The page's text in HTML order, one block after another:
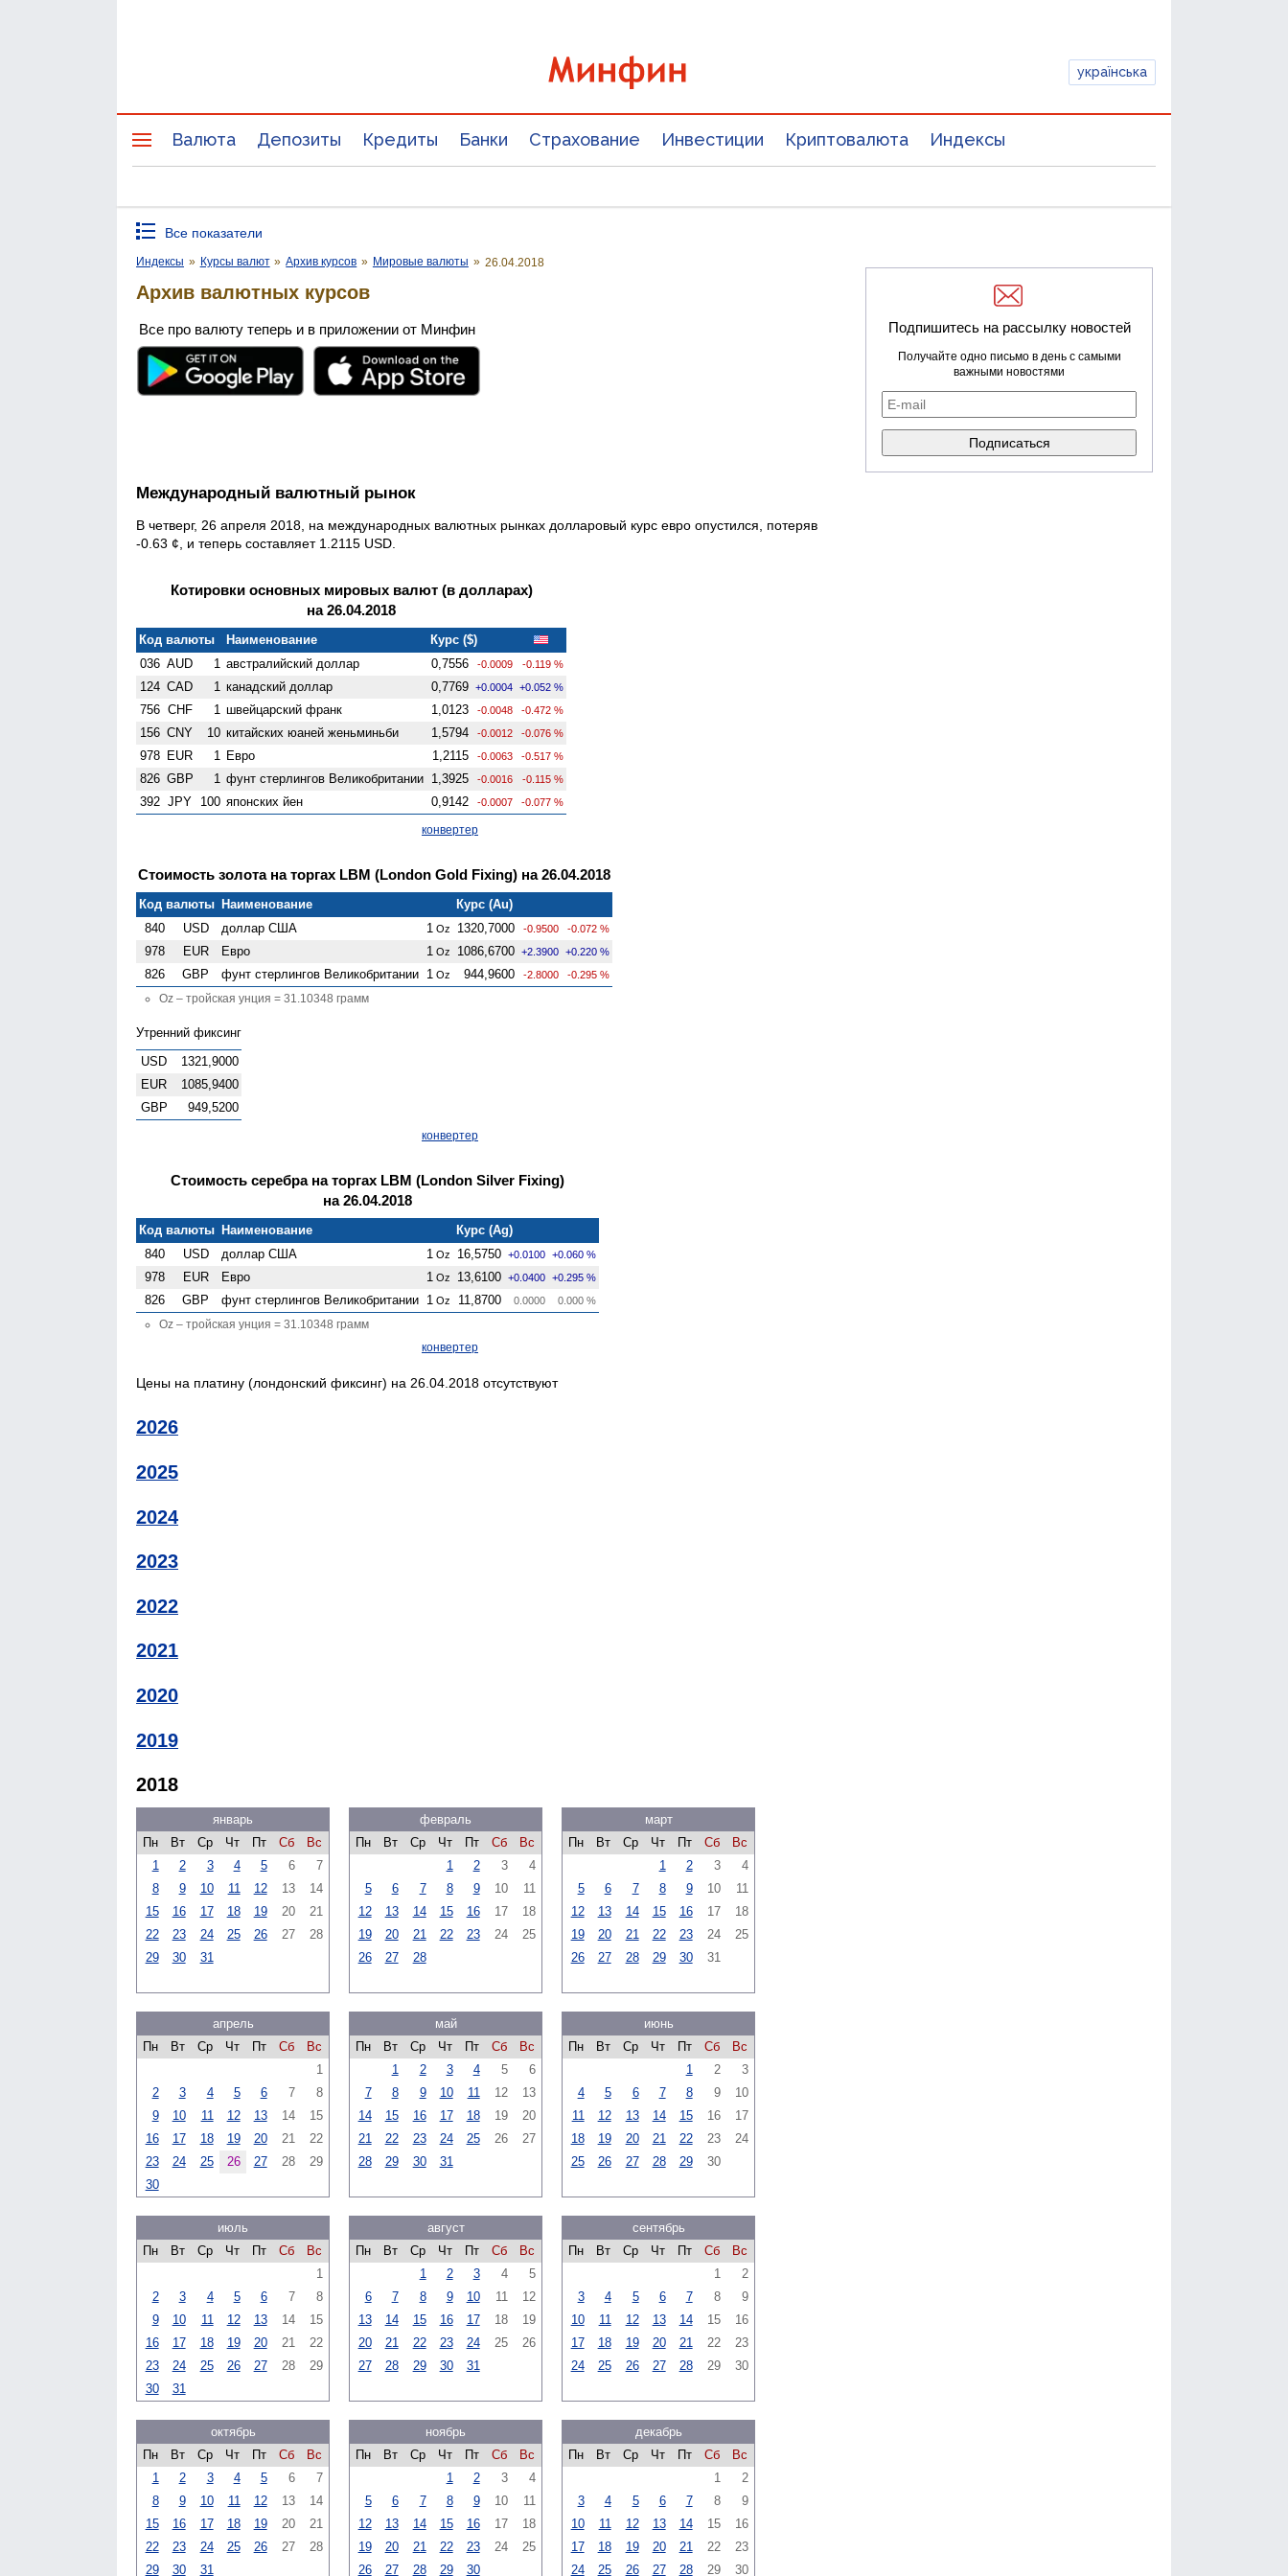
українська
Валюта Депозиты Кредиты Банки Страхование Инвестиции Криптовалюта Индексы
Все показатели
Индексы » Курсы валют » Архив курсов » Мировые валюты » 26.04.2018
Архив валютных курсов
Все про валюту теперь и в приложении от Минфин
Международный валютный рынок
В четверг, 26 апреля 2018, на международных валютных рынках долларовый курс евро опустился, потеряв
-0.63 ¢, и теперь составляет 1.2115 USD.
Котировки основных мировых валют (в долларах)
на 26.04.2018
Код валюты Наименование
Курс ($)
036 AUD 1 австралийский доллар 0,7556 -0.0009 -0.119 %
124 CAD 1 канадский доллар 0,7769 +0.0004 +0.052 %
756 CHF 1 швейцарский франк 1,0123 -0.0048 -0.472 %
156 CNY 10 китайских юаней женьминьби 1,5794 -0.0012 -0.076 %
978 EUR 1 Евро 1,2115 -0.0063 -0.517 %
826 GBP 1 фунт стерлингов Велико­британии 1,3925 -0.0016 -0.115 %
392 JPY 100 японских йен 0,9142 -0.0007 -0.077 %
конвертер
Стоимость золота на торгах LBM (London Gold Fixing) на 26.04.2018
Код валюты Наименование
Курс (Au)
840
USD доллар США 1 Oz 1320,7000 -0.9500 -0.072 %
978 EUR Евро 1 Oz 1086,6700 +2.3900 +0.220 %
826 GBP фунт стерлингов Велико­британии 1 Oz 944,9600 -2.8000 -0.295 %
Oz – тройская унция = 31.10348 грамм
Утренний фиксинг
USD
1321,9000
EUR
1085,9400
GBP
949,5200
конвертер
Стоимость серебра на торгах LBM (London Silver Fixing)
на 26.04.2018
Код валюты Наименование
Курс (Ag)
840
USD доллар США 1 Oz 16,5750 +0.0100 +0.060 %
978 EUR Евро 1 Oz 13,6100 +0.0400 +0.295 %
826 GBP фунт стерлингов Велико­британии 1 Oz 11,8700 0.0000 0.000 %
Oz – тройская унция = 31.10348 грамм
конвертер
Цены на платину (лондонский фиксинг) на 26.04.2018 отсутствуют
2026
2025
2024
2023
2022
2021
2020
2019
2018
январь
Пн
Вт Ср Чт Пт Сб
Вс
1
2 3 4 5 6
7
8
9 10 11 12 13
14
15
16 17 18 19 20
21
22
23 24 25 26 27
28
29
30 31
февраль
Пн
Вт Ср Чт Пт Сб
Вс
1
2 3
4
5
6 7 8 9 10
11
12
13 14 15 16 17
18
19
20 21 22 23 24
25
26
27 28
март
Пн
Вт Ср Чт Пт Сб
Вс
1
2 3
4
5
6 7 8 9 10
11
12
13 14 15 16 17
18
19
20 21 22 23 24
25
26
27 28 29 30 31
апрель
Пн
Вт Ср Чт Пт Сб
Вс
1
2
3 4 5 6 7
8
9
10 11 12 13 14
15
16
17 18 19 20 21
22
23
24 25 26 27 28
29
30
май
Пн
Вт Ср Чт Пт Сб
Вс
1
2 3 4 5
6
7
8 9 10 11 12
13
14
15 16 17 18 19
20
21
22 23 24 25 26
27
28
29 30 31
июнь
Пн
Вт Ср Чт Пт Сб
Вс
1
2
3
4
5 6 7 8 9
10
11
12 13 14 15 16
17
18
19 20 21 22 23
24
25
26 27 28 29 30
июль
Пн
Вт Ср Чт Пт Сб
Вс
1
2
3 4 5 6 7
8
9
10 11 12 13 14
15
16
17 18 19 20 21
22
23
24 25 26 27 28
29
30
31
август
Пн
Вт Ср Чт Пт Сб
Вс
1
2 3 4
5
6
7 8 9 10 11
12
13
14 15 16 17 18
19
20
21 22 23 24 25
26
27
28 29 30 31
сентябрь
Пн
Вт Ср Чт Пт Сб
Вс
1
2
3
4 5 6 7 8
9
10
11 12 13 14 15
16
17
18 19 20 21 22
23
24
25 26 27 28 29 30
октябрь
Пн
Вт Ср Чт Пт Сб
Вс
1
2 3 4 5 6
7
8
9 10 11 12 13
14
15
16 17 18 19 20
21
22
23 24 25 26 27
28
29
30 31
ноябрь
Пн
Вт Ср Чт Пт Сб
Вс
1
2 3
4
5
6 7 8 9 10
11
12
13 14 15 16 17
18
19
20 21 22 23 24
25
26
27 28 29 30
декабрь
Пн
Вт Ср Чт Пт Сб
Вс
1
2
3
4 5 6 7 8
9
10
11 12 13 14 15
16
17
18 19 20 21 22
23
24
25 26 27 28 29 30
Подпишитесь на рассылку новостей
Получайте одно письмо в день с самыми
важными новостями